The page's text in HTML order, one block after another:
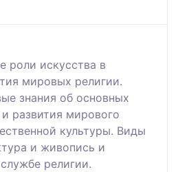
роли искусства в
мировых религии.
знания об основных
развития мирового
культуры. Виды
и живопись и
религии.